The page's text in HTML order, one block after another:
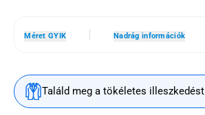
Méret GYIK Nadrág információk
Találd meg a tökéletes illeszkedést